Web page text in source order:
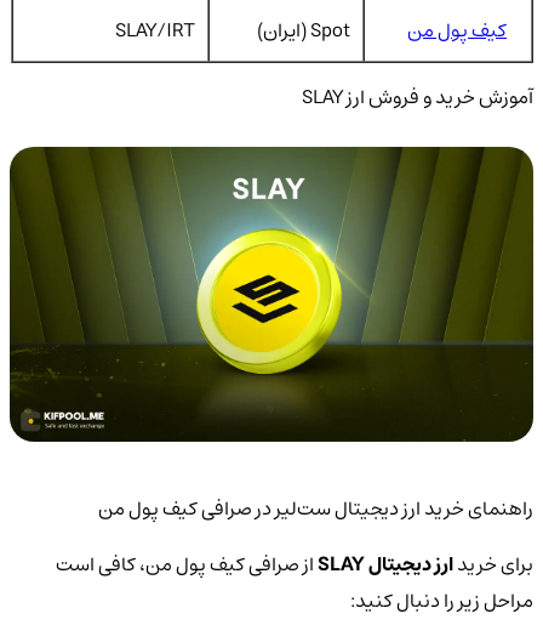
کیف پول من Spot (ایران)
SLAY/IRT
آموزش خرید و فروش ارز SLAY
راهنمای خرید ارز دیجیتال ست‌لیر در صرافی کیف پول من
برای خریدارز دیجیتال SLAY
از صرافی کیف پول من، کافی است
مراحل زیر را دنبال کنید: